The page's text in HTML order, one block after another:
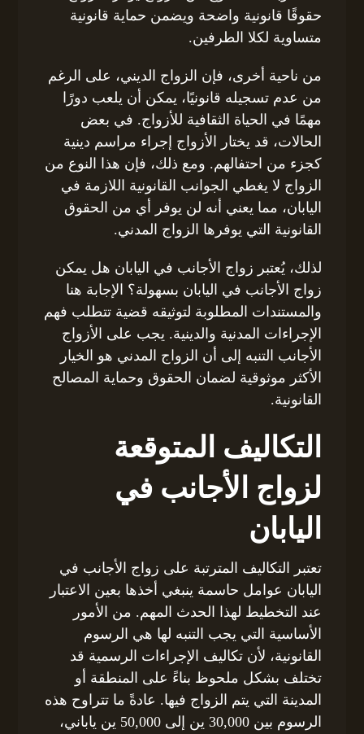
حقوقًا قانونية واضحة ويضمن حماية قانونية
متساوية لكلا الطرفين.
من ناحية أخرى، فإن الزواج الديني، على الرغم
من عدم تسجيله قانونيًا، يمكن أن يلعب دورًا
مهمًا في الحياة الثقافية للأزواج. في بعض
الحالات، قد يختار الأزواج إجراء مراسم دينية
كجزء من احتفالهم. ومع ذلك، فإن هذا النوع من
الزواج لا يغطي الجوانب القانونية اللازمة في
اليابان، مما يعني أنه لن يوفر أي من الحقوق
القانونية التي يوفرها الزواج المدني.
لذلك، يُعتبر زواج الأجانب في اليابان هل يمكن
زواج الأجانب في اليابان بسهولة؟ الإجابة هنا
والمستندات المطلوبة لتوثيقه قضية تتطلب فهم
الإجراءات المدنية والدينية. يجب على الأزواج
الأجانب التنبه إلى أن الزواج المدني هو الخيار
الأكثر موثوقية لضمان الحقوق وحماية المصالح
القانونية.
التكاليف المتوقعة
لزواج الأجانب في
اليابان
تعتبر التكاليف المترتبة على زواج الأجانب في
اليابان عوامل حاسمة ينبغي أخذها بعين الاعتبار
عند التخطيط لهذا الحدث المهم. من الأمور
الأساسية التي يجب التنبه لها هي الرسوم
القانونية، لأن تكاليف الإجراءات الرسمية قد
تختلف بشكل ملحوظ بناءً على المنطقة أو
المدينة التي يتم الزواج فيها. عادةً ما تتراوح هذه
الرسوم بين 30,000 ين إلى 50,000 ين ياباني،